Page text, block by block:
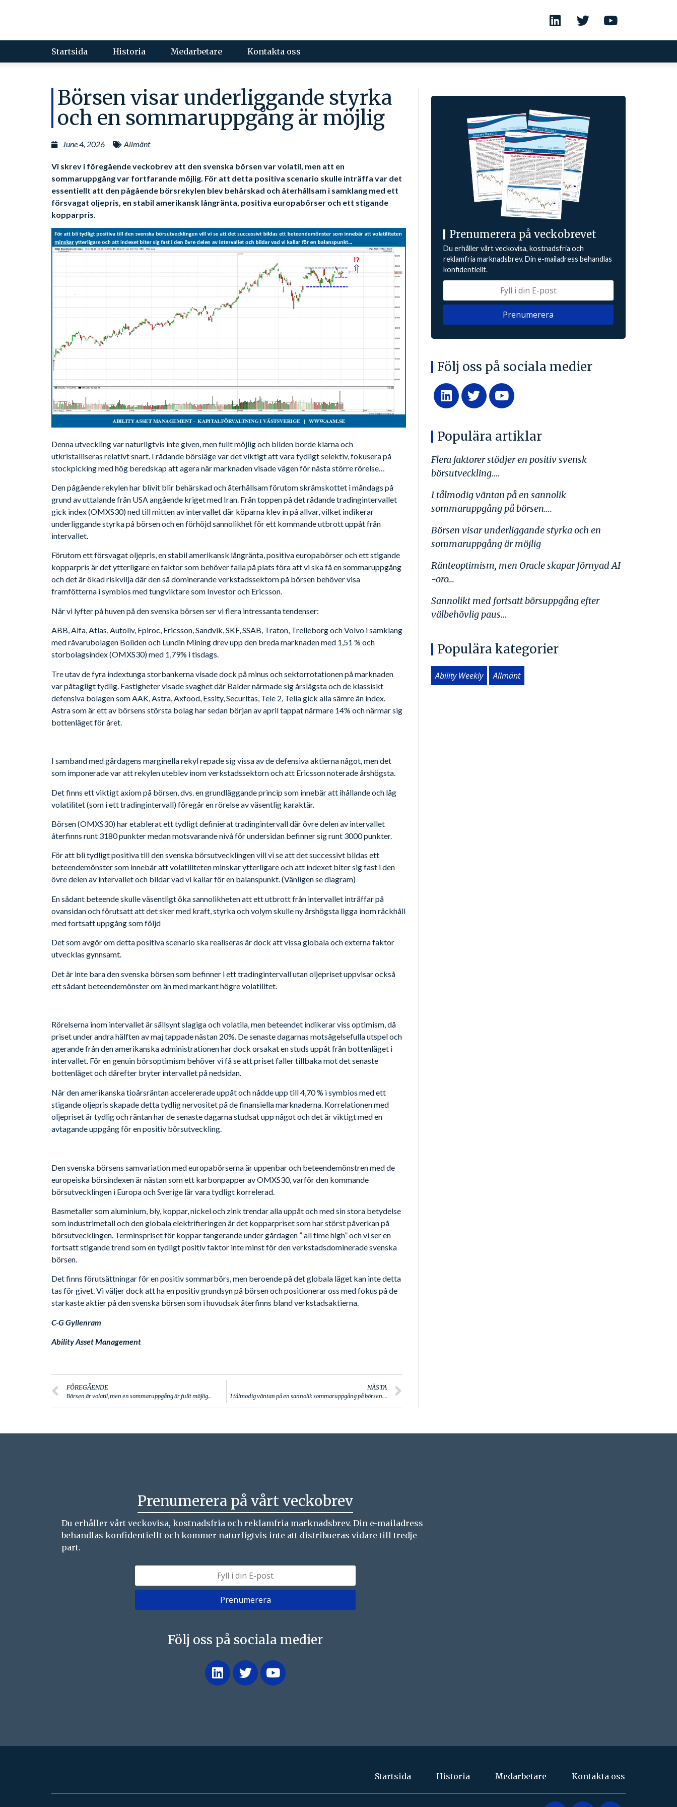
Startsida Historia Medarbetare Kontakta oss
Börsen visar underliggande styrka
och en sommaruppgång är möjlig
June 4, 2026 Allmänt
Vi skrev i föregående veckobrev att den svenska börsen var volatil, men att en
sommaruppgång var fortfarande möjlig. För att detta positiva scenario skulle inträffa var det
essentiellt att den pågående börsrekylen blev behärskad och återhållsam i samklang med ett
försvagat oljepris, en stabil amerikansk långränta, positiva europabörser och ett stigande
kopparpris.
Denna utveckling var naturligtvis inte given, men fullt möjlig och bilden borde klarna och
utkristalliseras relativt snart. I rådande börsläge var det viktigt att vara tydligt selektiv, fokusera på
stockpicking med hög beredskap att agera när marknaden visade vägen för nästa större rörelse…
Den pågående rekylen har blivit blir behärskad och återhållsam förutom skrämskottet i måndags på
grund av uttalande från USA angående kriget med Iran. Från toppen på det rådande tradingintervallet
gick index (OMXS30) ned till mitten av intervallet där köparna klev in på allvar, vilket indikerar
underliggande styrka på börsen och en förhöjd sannolikhet för ett kommande utbrott uppåt från
intervallet.
Förutom ett försvagat oljepris, en stabil amerikansk långränta, positiva europabörser och ett stigande
kopparpris är det ytterligare en faktor som behöver falla på plats föra att vi ska få en sommaruppgång
och det är ökad riskvilja där den så dominerande verkstadssektorn på börsen behöver visa
framfötterna i symbios med tungviktare som Investor och Ericsson.
När vi lyfter på huven på den svenska börsen ser vi flera intressanta tendenser:
ABB, Alfa, Atlas, Autoliv, Epiroc, Ericsson, Sandvik, SKF, SSAB, Traton, Trelleborg och Volvo i samklang
med råvarubolagen Boliden och Lundin Mining drev upp den breda marknaden med 1,51 % och
storbolagsindex (OMXS30) med 1,79% i tisdags.
Tre utav de fyra indextunga storbankerna visade dock på minus och sektorrotationen på marknaden
var påtagligt tydlig. Fastigheter visade svaghet där Balder närmade sig årslägsta och de klassiskt
defensiva bolagen som AAK, Astra, Axfood, Essity, Securitas, Tele 2, Telia gick alla sämre än index.
Astra som är ett av börsens största bolag har sedan början av april tappat närmare 14% och närmar sig
bottenläget för året.
I samband med gårdagens marginella rekyl repade sig vissa av de defensiva aktierna något, men det
som imponerade var att rekylen uteblev inom verkstadssektorn och att Ericsson noterade årshögsta.
Det finns ett viktigt axiom på börsen, dvs. en grundläggande princip som innebär att ihållande och låg
volatilitet (som i ett tradingintervall) föregår en rörelse av väsentlig karaktär.
Börsen (OMXS30) har etablerat ett tydligt definierat tradingintervall där övre delen av intervallet
återfinns runt 3180 punkter medan motsvarande nivå för undersidan befinner sig runt 3000 punkter.
För att bli tydligt positiva till den svenska börsutvecklingen vill vi se att det successivt bildas ett
beteendemönster som innebär att volatiliteten minskar ytterligare och att indexet biter sig fast i den
övre delen av intervallet och bildar vad vi kallar för en balanspunkt. (Vänligen se diagram)
En sådant beteende skulle väsentligt öka sannolikheten att ett utbrott från intervallet inträffar på
ovansidan och förutsatt att det sker med kraft, styrka och volym skulle ny årshögsta ligga inom räckhåll
med fortsatt uppgång som följd
Det som avgör om detta positiva scenario ska realiseras är dock att vissa globala och externa faktor
utvecklas gynnsamt.
Det är inte bara den svenska börsen som befinner i ett tradingintervall utan oljepriset uppvisar också
ett sådant beteendemönster om än med markant högre volatilitet.
Rörelserna inom intervallet är sällsynt slagiga och volatila, men beteendet indikerar viss optimism, då
priset under andra hälften av maj tappade nästan 20%. De senaste dagarnas motsägelsefulla utspel och
agerande från den amerikanska administrationen har dock orsakat en studs uppåt från bottenläget i
intervallet. För en genuin börsoptimism behöver vi få se att priset faller tillbaka mot det senaste
bottenläget och därefter bryter intervallet på nedsidan.
När den amerikanska tioårsräntan accelererade uppåt och nådde upp till 4,70 % i symbios med ett
stigande oljepris skapade detta tydlig nervositet på de finansiella marknaderna. Korrelationen med
oljepriset är tydlig och räntan har de senaste dagarna studsat upp något och det är viktigt med en
avtagande uppgång för en positiv börsutveckling.
Den svenska börsens samvariation med europabörserna är uppenbar och beteendemönstren med de
europeiska börsindexen är nästan som ett karbonpapper av OMXS30, varför den kommande
börsutvecklingen i Europa och Sverige lär vara tydligt korrelerad.
Basmetaller som aluminium, bly, koppar, nickel och zink trendar alla uppåt och med sin stora betydelse
som industrimetall och den globala elektrifieringen är det kopparpriset som har störst påverkan på
börsutvecklingen. Terminspriset för koppar tangerande under gårdagen ” all time high” och vi ser en
fortsatt stigande trend som en tydligt positiv faktor inte minst för den verkstadsdominerade svenska
börsen.
Det finns förutsättningar för en positiv sommarbörs, men beroende på det globala läget kan inte detta
tas för givet. Vi väljer dock att ha en positiv grundsyn på börsen och positionerar oss med fokus på de
starkaste aktier på den svenska börsen som i huvudsak återfinns bland verkstadsaktierna.
C-G Gyllenram
Ability Asset Management
FÖREGÅENDE
Börsen är volatil, men en sommaruppgång är fullt möjlig…
NÄSTA
I tålmodig väntan på en sannolik sommaruppgång på börsen….
Prenumerera på veckobrevet
Du erhåller vårt veckovisa, kostnadsfria och
reklamfria marknadsbrev. Din e-mailadress behandlas
konfidentiellt.
Följ oss på sociala medier
Populära artiklar
Flera faktorer stödjer en positiv svensk
börsutveckling….
I tålmodig väntan på en sannolik
sommaruppgång på börsen….
Börsen visar underliggande styrka och en
sommaruppgång är möjlig
Ränteoptimism, men Oracle skapar förnyad AI
-oro…
Sannolikt med fortsatt börsuppgång efter
välbehövlig paus…
Populära kategorier
Ability Weekly Allmänt
Prenumerera på vårt veckobrev
Du erhåller vårt veckovisa, kostnadsfria och reklamfria marknadsbrev. Din e-mailadress
behandlas konfidentiellt och kommer naturligtvis inte att distribueras vidare till tredje
part.
Följ oss på sociala medier
Startsida Historia Medarbetare Kontakta oss